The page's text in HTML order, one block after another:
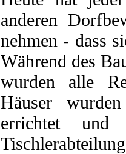
anderen
nehmen - dass
Während des
wurden alle
Häuser
errichtet und